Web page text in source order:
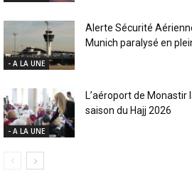
- A LA UNE
Alerte Sécurité
Munich paralysé en
- A LA UNE
L’aéroport de
saison du Hajj 2026